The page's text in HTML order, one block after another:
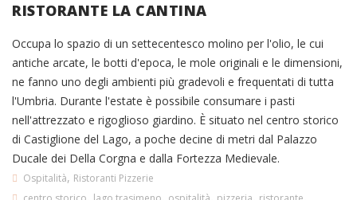
RISTORANTE LA CANTINA
Occupa lo spazio di un settecentesco molino per l'olio, le cui
antiche arcate, le botti d'epoca, le mole originali e le dimensioni,
ne fanno uno degli ambienti più gradevoli e frequentati di tutta
l'Umbria. Durante l'estate è possibile consumare i pasti
nell'attrezzato e rigoglioso giardino. È situato nel centro storico
di Castiglione del Lago, a poche decine di metri dal Palazzo
Ducale dei Della Corgna e dalla Fortezza Medievale.
Ospitalità, Ristoranti Pizzerie